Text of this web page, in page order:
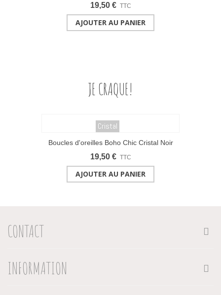
19,50 € TTC
AJOUTER AU PANIER
JE CRAQUE!
Cristal
Boucles d'oreilles Boho Chic Cristal Noir
19,50 € TTC
AJOUTER AU PANIER
CONTACT
INFORMATION